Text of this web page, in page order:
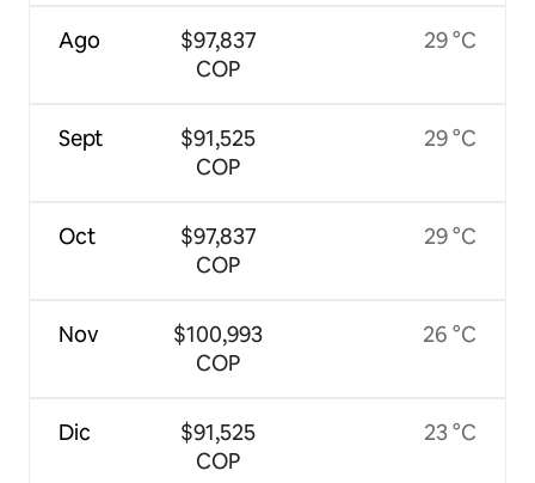
Ago
Sept
Oct
Nov
Dic
$97,837
COP
$91,525
COP
$97,837
COP
$100,993
COP
$91,525
COP
29 °C
29 °C
29 °C
26 °C
23 °C